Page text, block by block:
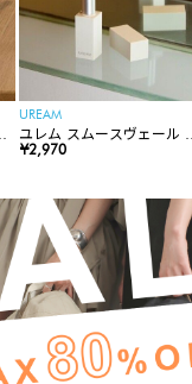
UREAM
ユレム スムースヴェール リ
ップスティック
¥2,970